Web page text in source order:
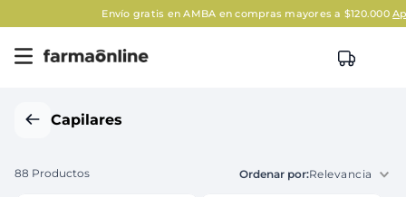
Envío gratis en AMBA en compras mayores a $120.000Aplican
Capilares
88 Productos Relevancia